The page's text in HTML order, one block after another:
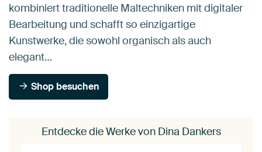
kombiniert traditionelle Maltechniken mit digitaler
Bearbeitung und schafft so einzigartige
Kunstwerke, die sowohl organisch als auch
elegant…
Shop besuchen
Entdecke die Werke von Dina Dankers